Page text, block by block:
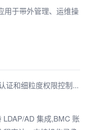
用于带外管理、运维操
证和细粒度权限控制...
AD 集成,BMC 账